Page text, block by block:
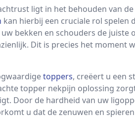
ligt in het behouden van
kan hierbij een cruciale rol spelen
bekken en schouders de
Dit is precies het moment
toppers, creëert u een
topper nekpijn oplossing
Door de hardheid van uw
u dat de zenuwen en